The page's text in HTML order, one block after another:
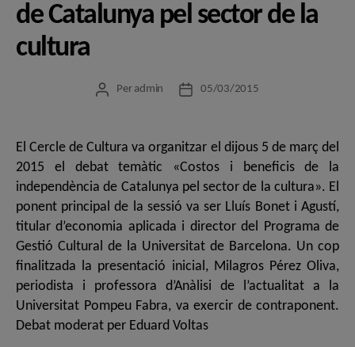
de Catalunya pel sector de la
cultura
Autor
Per admin
Data05/03/2015
El Cercle de Cultura va organitzar el dijous 5 de març del
2015 el debat temàtic «Costos i beneficis de la
independència de Catalunya pel sector de la cultura». El
ponent principal de la sessió va ser Lluís Bonet i Agustí,
titular d’economia aplicada i director del Programa de
Gestió Cultural de la Universitat de Barcelona. Un cop
finalitzada la presentació inicial, Milagros Pérez Oliva,
periodista i professora d’Anàlisi de l’actualitat a la
Universitat Pompeu Fabra, va exercir de contraponent.
Debat moderat per Eduard Voltas